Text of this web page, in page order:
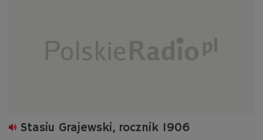
Stasiu Grajewski, rocznik 1906